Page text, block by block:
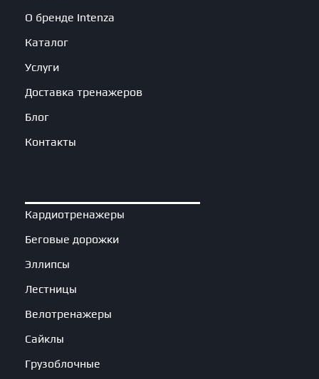
О бренде Intenza
Каталог
Услуги
Доставка тренажеров
Блог
Контакты
Кардиотренажеры
Беговые дорожки
Эллипсы
Лестницы
Велотренажеры
Сайклы
Грузоблочные